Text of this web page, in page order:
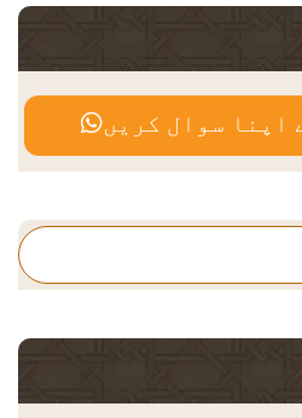
اپنا سوال کریں